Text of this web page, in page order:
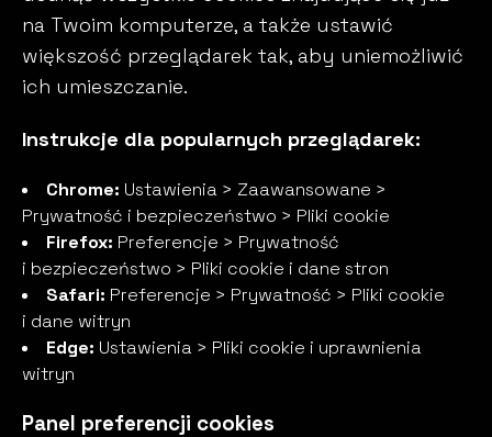
na Twoim komputerze, a także ustawić
większość przeglądarek tak, aby uniemożliwić
ich umieszczanie.
Instrukcje dla popularnych przeglądarek:
Chrome: Ustawienia > Zaawansowane >
Prywatność i bezpieczeństwo > Pliki cookie
Firefox: Preferencje > Prywatność
i bezpieczeństwo > Pliki cookie i dane stron
Safari: Preferencje > Prywatność > Pliki cookie
i dane witryn
Edge: Ustawienia > Pliki cookie i uprawnienia
witryn
Panel preferencji cookies